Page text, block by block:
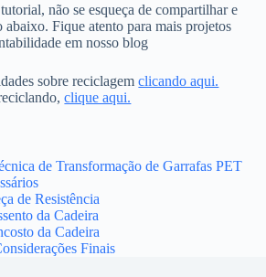
não se esqueça de compartilhar e
abaixo. Fique atento para mais projetos
em nosso blog
sobre reciclagemclicando aqui.
clique aqui.
de Transformação de Garrafas PET
de Resistência
da Cadeira
da Cadeira
Finais